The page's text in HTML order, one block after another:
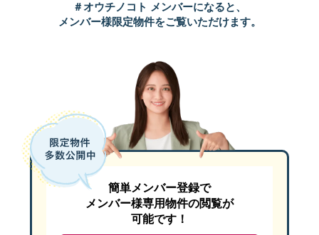
＃オウチノコト メンバーになると、
メンバー様限定物件をご覧いただけます。
簡単メンバー登録で
メンバー様専用物件の閲覧が
可能です！